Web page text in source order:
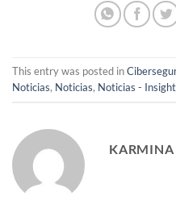
This entry was posted in
Noticias, Noticias, Noticias -
KARMINA